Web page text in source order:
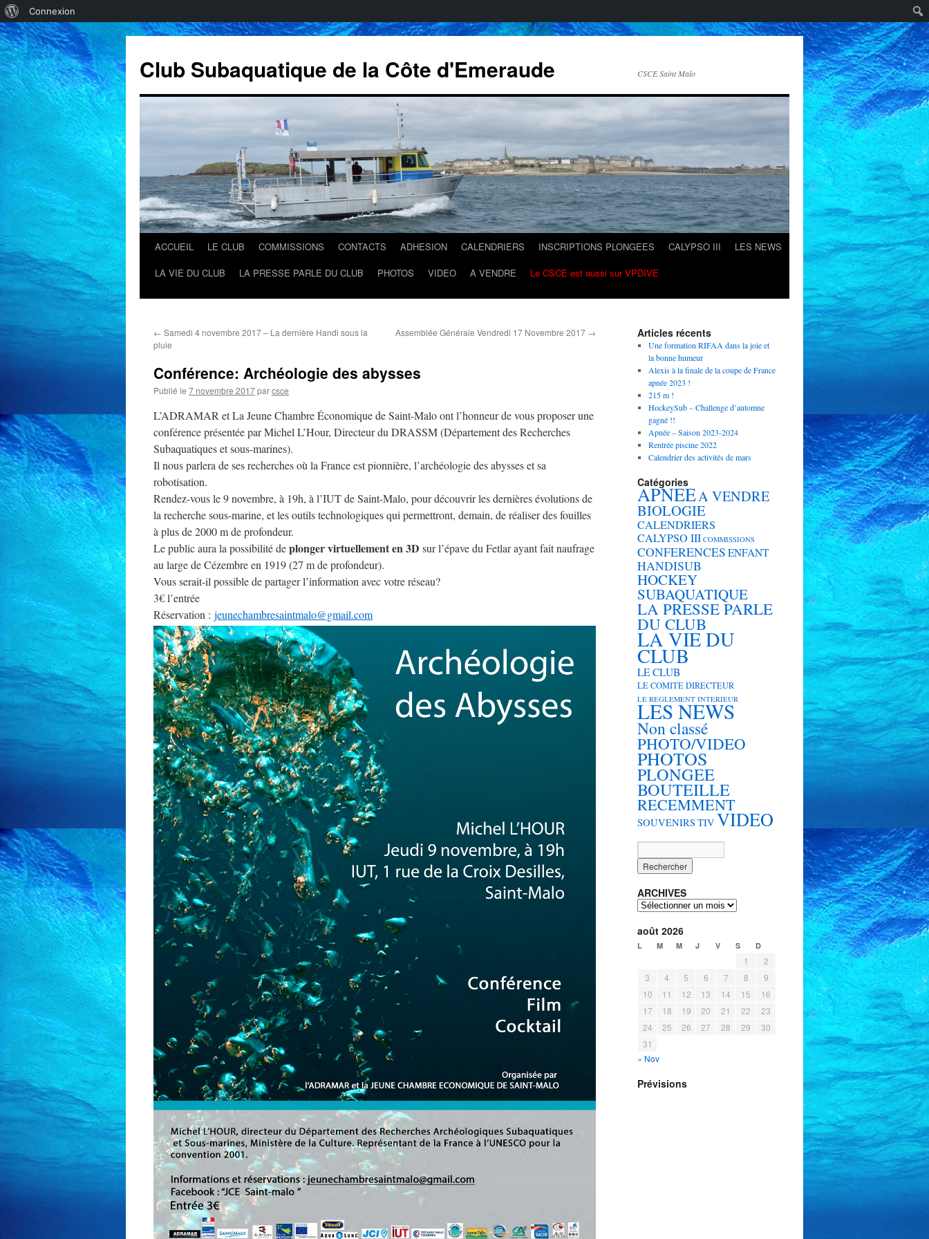
propos
de
WordPress
Connexion
Club Subaquatique de la Côte d'Emeraude CSCE Saint Malo
Aller
contenu
ACCUEIL LE CLUB COMMISSIONS CONTACTS ADHESION CALENDRIERS INSCRIPTIONS PLONGEES CALYPSO III
LES NEWS
LA VIE DU CLUB
LA PRESSE PARLE DU CLUB PHOTOS VIDEO A VENDRE Le CSCE est aussi sur VPDIVE
← Samedi 4 novembre 2017 – La dernière Handi sous la
pluie
Assemblée Générale Vendredi 17 Novembre 2017 →
Conférence: Archéologie des abysses
Publié le 7 novembre 2017parcsce
L’ADRAMAR et La Jeune Chambre Économique de Saint-Malo ont l’honneur de vous proposer une
conférence présentée par Michel L’Hour, Directeur du DRASSM (Département des Recherches
Subaquatiques et sous-marines).
Il nous parlera de ses recherches où la France est pionnière, l’archéologie des abysses et sa
robotisation.
Rendez-vous le 9 novembre, à 19h, à l’IUT de Saint-Malo, pour découvrir les dernières évolutions de
la recherche sous-marine, et les outils technologiques qui permettront, demain, de réaliser des fouilles
à plus de 2000 m de profondeur.
Le public aura la possibilité deplonger virtuellement en 3D sur l’épave du Fetlar ayant fait naufrage
au large de Cézembre en 1919 (27 m de profondeur).
Vous serait-il possible de partager l’information avec votre réseau?
3€ l’entrée
Réservation : jeunechambresaintmalo@gmail.com
Articles récents
Une formation RIFAA dans la joie et
la bonne humeur
Alexis à la finale de la coupe de France
apnée 2023 !
215 m !
HockeySub – Challenge d’automne
gagné !!
Apnée – Saison 2023-2024
Rentrée piscine 2022
Calendrier des activités de mars
Catégories
APNEEA VENDRE
BIOLOGIE
CALENDRIERS
CALYPSO III COMMISSIONS
CONFERENCES ENFANT
HANDISUB
HOCKEY
SUBAQUATIQUE
LA PRESSE PARLE
DU CLUB
LA VIE DU
CLUB
LE CLUB
LE COMITE DIRECTEUR
LE REGLEMENT INTERIEUR
LES NEWS
Non classé
PHOTO/VIDEO
PHOTOS
PLONGEE
BOUTEILLE
RECEMMENT
SOUVENIRSTIV VIDEO
ARCHIVES
ARCHIVES
août 2026
L M M J V S D
1
2
3
4 5 6 7 8
9
10
11 12 13 14 15
16
17
18 19 20 21 22
23
24
25 26 27 28 29
30
31
« Nov
Prévisions